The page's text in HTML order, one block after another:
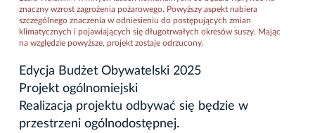
znaczny wzrost zagrożenia pożarowego. Powyższy aspekt nabiera
szczególnego znaczenia w odniesieniu do postępujących zmian
klimatycznych i pojawiających się długotrwałych okresów suszy. Mając
na względzie powyższe, projekt zostaje odrzucony.
Edycja Budżet Obywatelski 2025
Projekt ogólnomiejski
Realizacja projektu odbywać się będzie w
przestrzeni ogólnodostępnej.